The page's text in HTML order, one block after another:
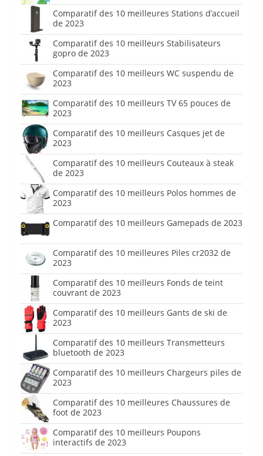
Comparatif des 10 meilleures Stations d’accueil
de 2023
Comparatif des 10 meilleurs Stabilisateurs
gopro de 2023
Comparatif des 10 meilleurs WC suspendu de
2023
Comparatif des 10 meilleurs TV 65 pouces de
2023
Comparatif des 10 meilleurs Casques jet de
2023
Comparatif des 10 meilleurs Couteaux à steak
de 2023
Comparatif des 10 meilleurs Polos hommes de
2023
Comparatif des 10 meilleurs Gamepads de 2023
Comparatif des 10 meilleures Piles cr2032 de
2023
Comparatif des 10 meilleurs Fonds de teint
couvrant de 2023
Comparatif des 10 meilleurs Gants de ski de
2023
Comparatif des 10 meilleurs Transmetteurs
bluetooth de 2023
Comparatif des 10 meilleurs Chargeurs piles de
2023
Comparatif des 10 meilleures Chaussures de
foot de 2023
Comparatif des 10 meilleurs Poupons
interactifs de 2023